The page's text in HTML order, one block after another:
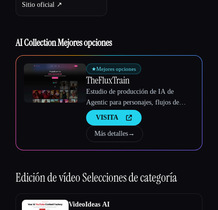
Sitio oficial ↗︎
AI Collection Mejores opciones
★Mejores opciones
TheFluxTrain
Estudio de producción de IA de
Agentic para personajes, flujos de
trabajo y vídeos coherentes
VISITA
Más detalles→
Edición de vídeoSelecciones de categoría
VideoIdeas AI